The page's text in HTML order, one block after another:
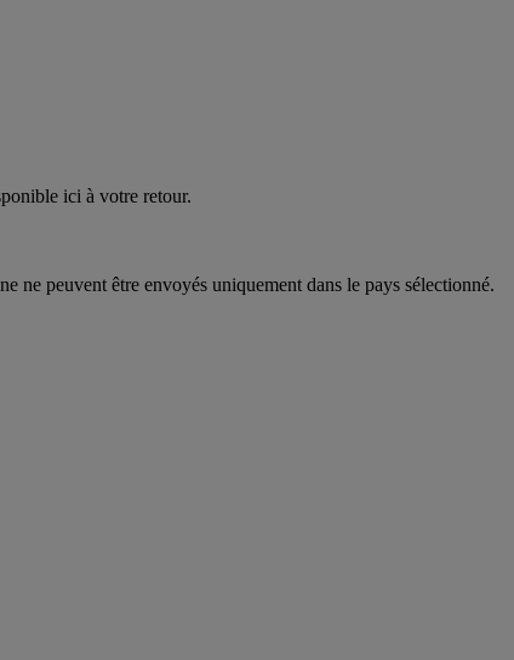
ici à votre retour.
ne peuvent être envoyés uniquement dans le pays sélectionné.